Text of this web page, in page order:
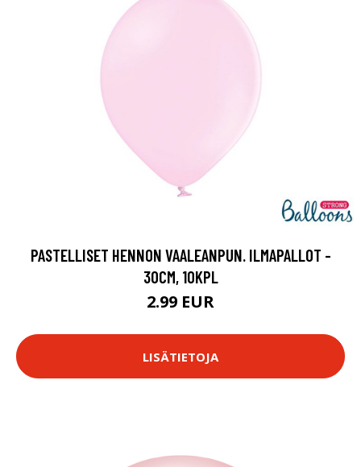
PASTELLISET HENNON VAALEANPUN. ILMAPALLOT -
30CM, 10KPL
2.99 EUR
LISÄTIETOJA